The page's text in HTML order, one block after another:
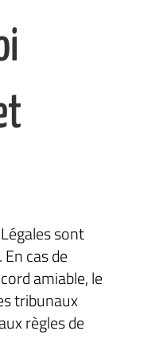
sont
cas de
amiable, le
tribunaux
règles de